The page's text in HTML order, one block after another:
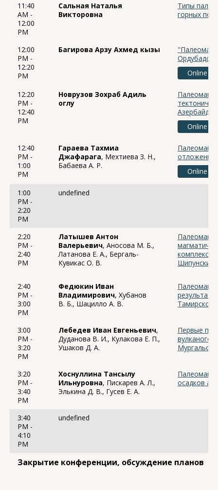
11:40
AM -
12:00
PM
Сальная Наталья
Викторовна
Типы
горных
12:00
PM -
12:20
PM
Багирова Арзу Ахмед кызы
Online
12:20
PM -
12:40
PM
Новрузов Зохраб Адиль
оглу
Online
12:40
PM -
1:00
PM
Гараева Тахмиа
Джафарага, Мехтиева З. Н.,
Бабаева А. Р.
отложений
Online
1:00
PM -
2:20
PM
undefined
2:20
PM -
2:40
PM
Латышев Антон
Валерьевич, Аносова М. Б.,
Латанова Е. А., Бергаль-
Кувикас О. В.
Шипунский
2:40
PM -
3:00
PM
Федюкин Иван
Владимирович, Хубанов
В. Б., Шацилло А. В.
Тамирской
3:00
PM -
3:20
PM
Лебедев Иван Евгеньевич,
Дуданова В. И., Кулакова Е. П.,
Ушаков Д. А.
Первые
3:20
PM -
3:40
PM
Хоснуллина Тансылу
Ильнуровна, Пискарев А. Л.,
Элькина Д. В., Гусев Е. А.
осадков
3:40
PM -
4:10
PM
undefined
Закрытие конференции, обсуждение планов